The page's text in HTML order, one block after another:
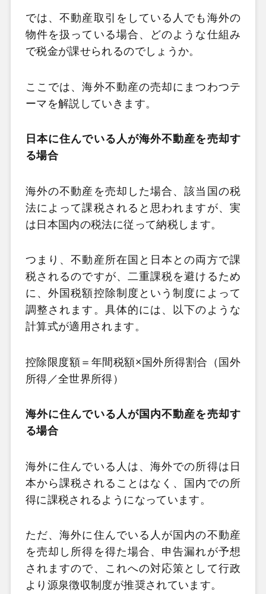
では、不動産取引をしている人でも海外の
物件を扱っている場合、どのような仕組み
で税金が課せられるのでしょうか。
ここでは、海外不動産の売却にまつわつテ
ーマを解説していきます。
日本に住んでいる人が海外不動産を売却す
る場合
海外の不動産を売却した場合、該当国の税
法によって課税されると思われますが、実
は日本国内の税法に従って納税します。
つまり、不動産所在国と日本との両方で課
税されるのですが、二重課税を避けるため
に、外国税額控除制度という制度によって
調整されます。具体的には、以下のような
計算式が適用されます。
控除限度額＝年間税額×国外所得割合（国外
所得／全世界所得）
海外に住んでいる人が国内不動産を売却す
る場合
海外に住んでいる人は、海外での所得は日
本から課税されることはなく、国内での所
得に課税されるようになっています。
ただ、海外に住んでいる人が国内の不動産
を売却し所得を得た場合、申告漏れが予想
されますので、これへの対応策として行政
より源泉徴収制度が推奨されています。